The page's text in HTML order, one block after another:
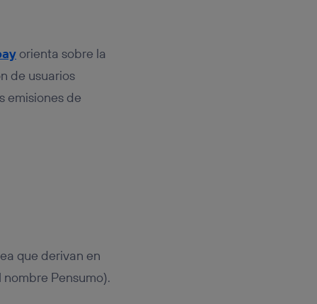
orienta sobre la
de usuarios
emisiones de
que derivan en
nombre Pensumo).